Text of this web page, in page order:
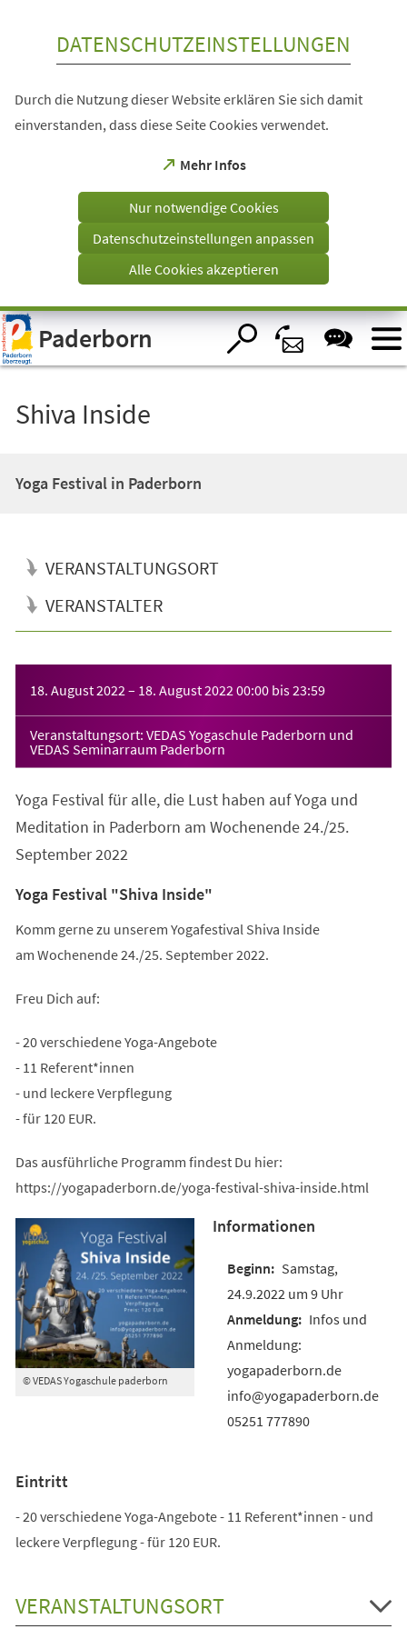
Visuelle
Assistenzsoftware
öffnen.
DATENSCHUTZEINSTELLUNGEN
Durch die Nutzung dieser Website erklären Sie sich damit
einverstanden, dass diese Seite Cookies verwendet.
Mehr Infos
(Öffnet
einem
Tab)
Nur notwendige Cookies
Datenschutzeinstellungen anpassen
Alle Cookies akzeptieren
Paderborn
Shiva Inside
Yoga Festival in Paderborn
VERANSTALTUNGSORT
VERANSTALTER
18. August 2022 – 18. August 2022 00:00 bis23:59
Veranstaltungsort: VEDAS Yogaschule Paderborn und
VEDAS Seminarraum Paderborn
Yoga Festival für alle, die Lust haben auf Yoga und
Meditation in Paderborn am Wochenende 24./25.
September 2022
Yoga Festival "Shiva Inside"
Komm gerne zu unserem Yogafestival Shiva Inside
am Wochenende 24./25. September 2022.
Freu Dich auf:
- 20 verschiedene Yoga-Angebote
- 11 Referent*innen
- und leckere Verpflegung
- für 120 EUR.
Das ausführliche Programm findest Du hier:
https://yogapaderborn.de/yoga-festival-shiva-inside.html
© VEDAS Yogaschule paderborn
Informationen
Samstag,
24.9.2022 um 9 Uhr
Infos und
Anmeldung:
yogapaderborn.de
info@yogapaderborn.de
05251 777890
Eintritt
- 20 verschiedene Yoga-Angebote - 11 Referent*innen - und
leckere Verpflegung - für 120 EUR.
VERANSTALTUNGSORT